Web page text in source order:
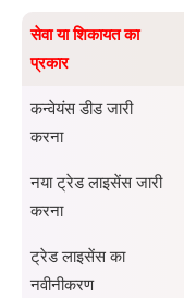
सेवा या शिकायत का
प्रकार
कन्वेयंस डीड जारी
करना
नया ट्रेड लाइसेंस जारी
करना
ट्रेड लाइसेंस का
नवीनीकरण